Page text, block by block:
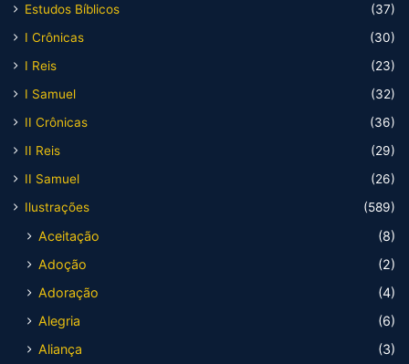
Estudos Bíblicos
(37)
I Crônicas
(30)
I Reis
(23)
I Samuel
(32)
II Crônicas
(36)
II Reis
(29)
II Samuel
(26)
Ilustrações
(589)
Aceitação
(8)
Adoção
(2)
Adoração
(4)
Alegria
(6)
Aliança
(3)